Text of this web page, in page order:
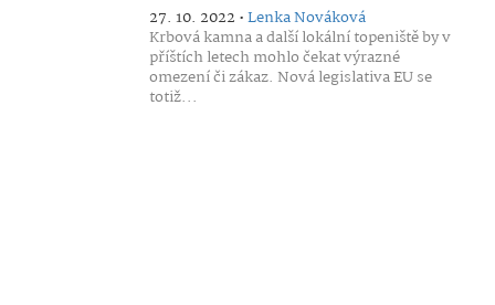
27. 10. 2022 •Lenka Nováková
Krbová kamna a další lokální topeniště by v
příštích letech mohlo čekat výrazné
omezení či zákaz. Nová legislativa EU se
totiž...